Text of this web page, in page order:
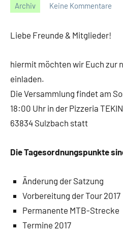
Archiv
26/02/2017
Gerald
Keine Kommentare
Liebe Freunde & Mitglieder!
hiermit möchten wir Euch zur
einladen.
Die Versammlung findet am
18:00 Uhr in der Pizzeria
63834 Sulzbach statt
Die Tagesordnungspunkte
Änderung der Satzung
Vorbereitung der Tour 2017
Permanente MTB-Strecke
Termine 2017